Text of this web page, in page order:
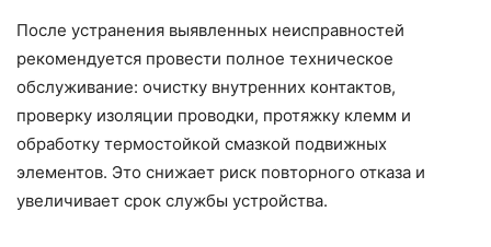
После устранения выявленных неисправностей
рекомендуется провести полное техническое
обслуживание: очистку внутренних контактов,
проверку изоляции проводки, протяжку клемм и
обработку термостойкой смазкой подвижных
элементов. Это снижает риск повторного отказа и
увеличивает срок службы устройства.